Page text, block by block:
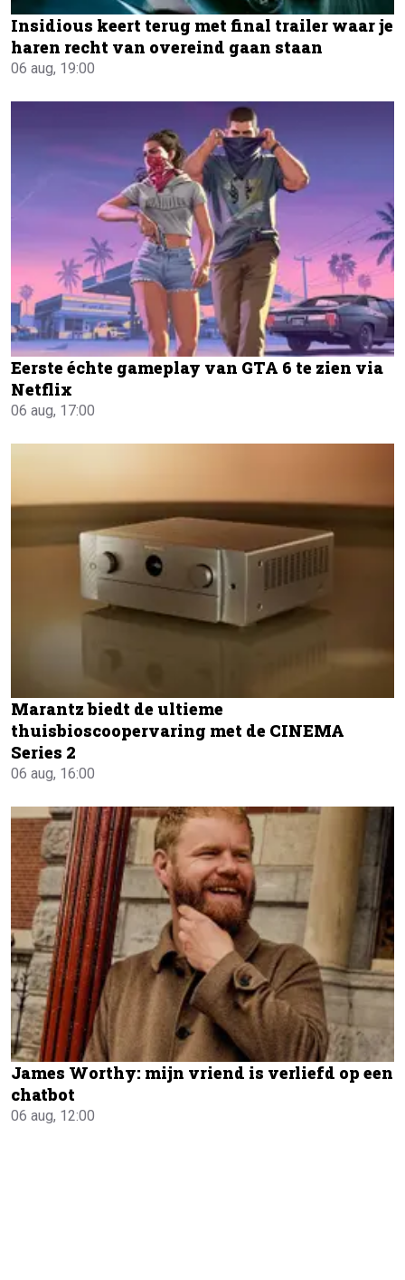
Insidious keert terug met final trailer waar je
haren recht van overeind gaan staan
06 aug, 19:00
Eerste échte gameplay van GTA 6 te zien via
Netflix
06 aug, 17:00
Marantz biedt de ultieme
thuisbioscoopervaring met de CINEMA
Series 2
06 aug, 16:00
James Worthy: mijn vriend is verliefd op een
chatbot
06 aug, 12:00